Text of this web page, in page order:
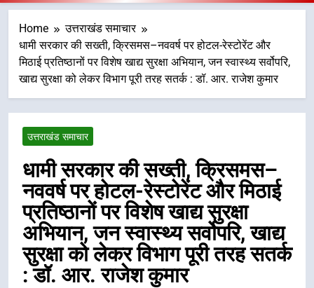
Home
उत्तराखंड समाचार
धामी सरकार की सख्ती, क्रिसमस–नववर्ष पर होटल-रेस्टोरेंट और
मिठाई प्रतिष्ठानों पर विशेष खाद्य सुरक्षा अभियान, जन स्वास्थ्य सर्वोपरि,
खाद्य सुरक्षा को लेकर विभाग पूरी तरह सतर्क : डॉ. आर. राजेश कुमार
उत्तराखंड समाचार
धामी सरकार की सख्ती, क्रिसमस–
नववर्ष पर होटल-रेस्टोरेंट और मिठाई
प्रतिष्ठानों पर विशेष खाद्य सुरक्षा
अभियान, जन स्वास्थ्य सर्वोपरि, खाद्य
सुरक्षा को लेकर विभाग पूरी तरह सतर्क
: डॉ. आर. राजेश कुमार